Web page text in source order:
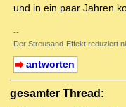
und in ein paar Jahren
--
Der Streusand-Effekt reduziert
antworten
gesamter Thread: